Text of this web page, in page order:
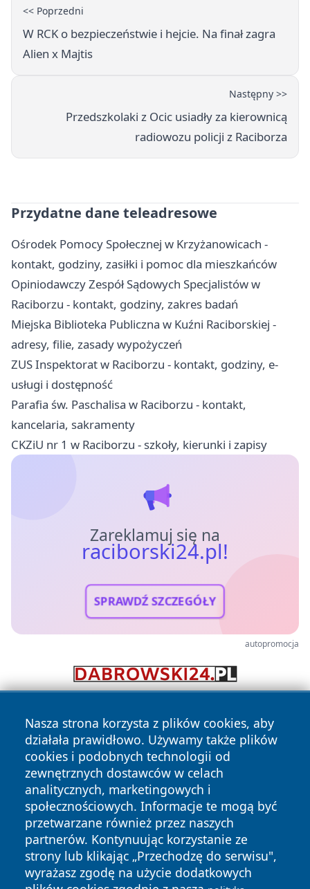
<< Poprzedni
W RCK o bezpieczeństwie i hejcie. Na finał zagra
Alien x Majtis
Następny >>
Przedszkolaki z Ocic usiadły za kierownicą
radiowozu policji z Raciborza
Przydatne dane teleadresowe
Ośrodek Pomocy Społecznej w Krzyżanowicach -
kontakt, godziny, zasiłki i pomoc dla mieszkańców
Opiniodawczy Zespół Sądowych Specjalistów w
Raciborzu - kontakt, godziny, zakres badań
Miejska Biblioteka Publiczna w Kuźni Raciborskiej -
adresy, filie, zasady wypożyczeń
ZUS Inspektorat w Raciborzu - kontakt, godziny, e-
usługi i dostępność
Parafia św. Paschalisa w Raciborzu - kontakt,
kancelaria, sakramenty
CKZiU nr 1 w Raciborzu - szkoły, kierunki i zapisy
Zareklamuj się na
raciborski24.pl!
SPRAWDŹ SZCZEGÓŁY
autopromocja
Nasza strona korzysta z plików cookies, aby
działała prawidłowo. Używamy także plików
cookies i podobnych technologii od
zewnętrznych dostawców w celach
analitycznych, marketingowych i
społecznościowych. Informacje te mogą być
przetwarzane również przez naszych
partnerów. Kontynuując korzystanie ze
strony lub klikając „Przechodzę do serwisu",
wyrażasz zgodę na użycie dodatkowych
Copyright © 2026 raciborski24.pl Wszystkie prawa
zastrzeżone.
Autorzy
Polityka
Prywatności
Polityka
Cookies